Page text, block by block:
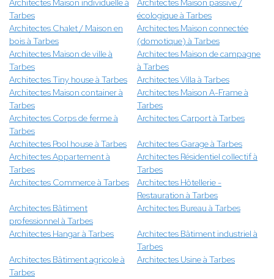
Architectes Maison individuelle à
Tarbes
Architectes Maison passive /
écologique à Tarbes
Architectes Chalet / Maison en
bois à Tarbes
Architectes Maison connectée
(domotique) à Tarbes
Architectes Maison de ville à
Tarbes
Architectes Maison de campagne
à Tarbes
Architectes Tiny house à Tarbes
Architectes Villa à Tarbes
Architectes Maison container à
Tarbes
Architectes Maison A-Frame à
Tarbes
Architectes Corps de ferme à
Tarbes
Architectes Carport à Tarbes
Architectes Pool house à Tarbes
Architectes Garage à Tarbes
Architectes Appartement à
Tarbes
Architectes Résidentiel collectif à
Tarbes
Architectes Commerce à Tarbes
Architectes Hôtellerie -
Restauration à Tarbes
Architectes Bâtiment
professionnel à Tarbes
Architectes Bureau à Tarbes
Architectes Hangar à Tarbes
Architectes Bâtiment industriel à
Tarbes
Architectes Bâtiment agricole à
Tarbes
Architectes Usine à Tarbes